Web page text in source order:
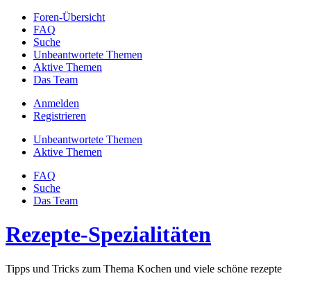
Foren-Übersicht
FAQ
Suche
Unbeantwortete Themen
Aktive Themen
Das Team
Anmelden
Registrieren
Unbeantwortete Themen
Aktive Themen
FAQ
Suche
Das Team
Rezepte-Spezialitäten
Tipps und Tricks zum Thema Kochen und viele schöne rezepte